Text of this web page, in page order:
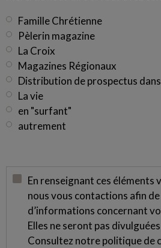
Famille Chrétienne
Pèlerin magazine
La Croix
Magazines Régionaux
Distribution de prospectus
La vie
en "surfant"
autrement
En renseignant ces éléments
nous vous contactions afin
d’informations concernant
Elles ne seront pas
Consultez notrepolitique de